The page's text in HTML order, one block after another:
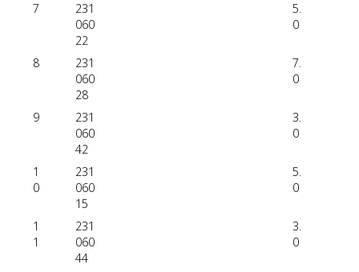
7
231
060
22
5.
0
8
231
060
28
7.
0
9
231
060
42
3.
0
1
0
231
060
15
5.
0
1
1
231
060
44
3.
0